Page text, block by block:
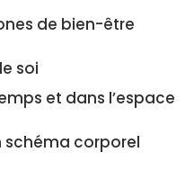
de bien-être
soi
et dans l’espace
schéma corporel